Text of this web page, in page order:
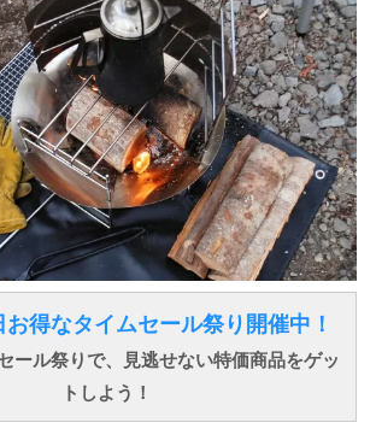
得なタイムセール祭り開催中！
ール祭りで、見逃せない特価商品をゲッ
トしよう！